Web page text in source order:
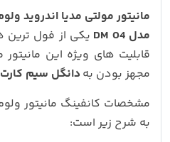
مدل DM 04
یکی از فول ترین
قابلیت های ویژه این
مجهز بودن به دانگل سیم کارت
به شرح زیر است: